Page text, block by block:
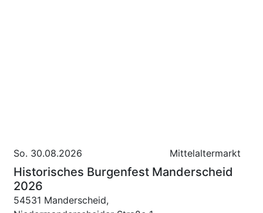
So. 30.08.2026 Mittelaltermarkt
Historisches Burgenfest Manderscheid
2026
54531 Manderscheid,